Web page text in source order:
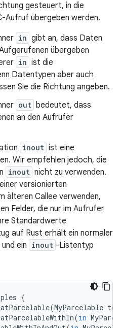
gesteuert, in die
Aufruf übergeben werden.
in gibt an, dass Daten
übergeben
in ist die
Datentypen aber auch
Sie die Richtung angeben.
out bedeutet, dass
an den Aufrufer
inout ist eine
Wir empfehlen jedoch, die
inout nicht zu verwenden.
versionierten
älteren Callee verwenden,
Felder, die nur im Aufrufer
Standardwerte
auf Rust erhält ein normaler
und ein inout -Listentyp
{
(MyParcelable
(in